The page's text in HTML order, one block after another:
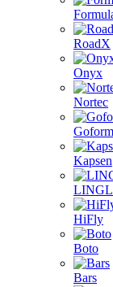
RoadX
Onyx
Nortec
Goform
Kapsen
HiFly
Boto
Bars